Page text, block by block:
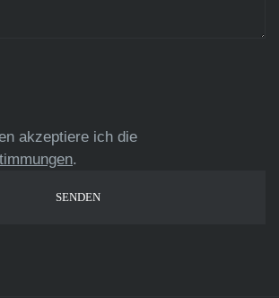
akzeptiere ich die
.